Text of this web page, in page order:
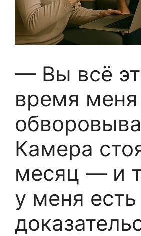
— Вы всё
время меня
Камера
месяц — и
у меня есть